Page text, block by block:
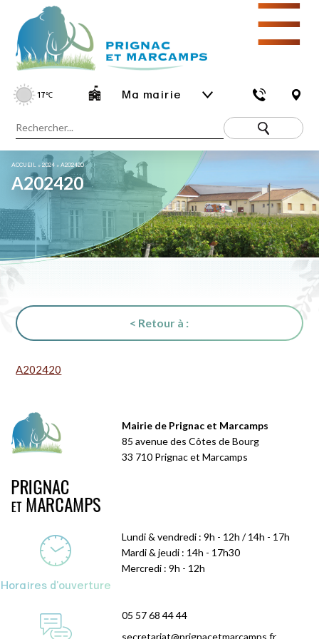
17℃ Ma mairie
☰
ACCUEIL »2024 »A202420
A202420
< Retour à :
A202420
Mairie de Prignac et Marcamps
85 avenue des Côtes de Bourg
33 710 Prignac et Marcamps
Horaires d'ouverture
Lundi & vendredi : 9h - 12h / 14h - 17h
Mardi & jeudi : 14h - 17h30
Mercredi : 9h - 12h
05 57 68 44 44